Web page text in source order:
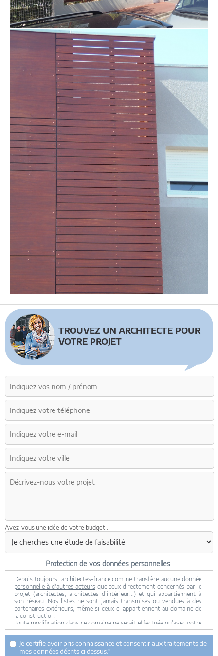
TROUVEZ UN ARCHITECTE POUR
VOTRE PROJET
Avez-vous une idée de votre budget :
Protection de vos données personnelles
Depuis toujours, architectes-france.com ne transfère aucune donnée
personnelle à d'autres acteurs que ceux directement concernés par le
projet (architectes, architectes d'intérieur...) et qui appartiennent à
son réseau. Nos listes ne sont jamais transmises ou vendues à des
partenaires extérieurs, même si ceux-ci appartiennent au domaine de
la construction.
Toute modification dans ce domaine ne serait effectuée qu'avec votre
consentement.
Je consens à ce que mes données personnelles soient collectées pour
permettre à architectes-france de transférer votre projet aux
Je certifie avoir pris connaissance et consentir aux traitements de
mes données décrits ci dessus.*